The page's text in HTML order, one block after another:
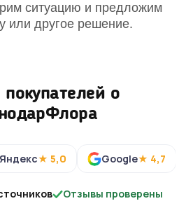
ситуацию и предложим
или другое решение.
о
Яндекс★ 5,0 Google★ 4,7
Отзывы проверены